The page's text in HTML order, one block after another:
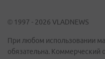
© 1997 - 2026 VLADNEWS
При любом использовании
обязательна. Коммерческий